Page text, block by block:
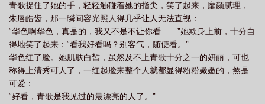
青歌捉住了她的手，轻轻触碰着她的指尖，笑了起来，靡颜腻理，
朱唇皓齿，那一瞬间容光照人得几乎让人无法直视：
“华色啊华色，真是的，我又不是不让你看——”她欺身上前，十分自
得地笑了起来：“看我好看吗？别客气，随便看。”
华色红了脸。她肌肤白皙，虽然及不上青歌十分之一的妍丽，可也
称得上清秀可人了，一红起脸来整个人就都显得粉粉嫩嫩的，煞是
可爱：
“好看，青歌是我见过的最漂亮的人了。”